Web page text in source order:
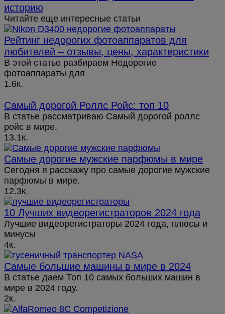
историю
Читайте еще интересные статьи
Рейтинг недорогих фотоаппаратов для
любителей – отзывы, цены, характеристики
В этой статье разбираем Недорогие
фотоаппараты для
1.6к.
Самый дорогой Роллс Ройс: топ 10
В статье рассматриваю Самый дорогой роллс
ройс в мире.
13.1к.
Cамые дорогие мужские парфюмы в мире
Сегодня я расскажу про самые дорогие мужские
парфюмы в мире.
12.3к.
10 Лучших видеорегистраторов 2024 года
Лучшие видеорегистраторы 2024 года, плюсы и
минусы
4к.
Самые большие машины в мире в 2024
В статье даем Топ 10 самых больших машин в
мире в 2024 году.
2к.